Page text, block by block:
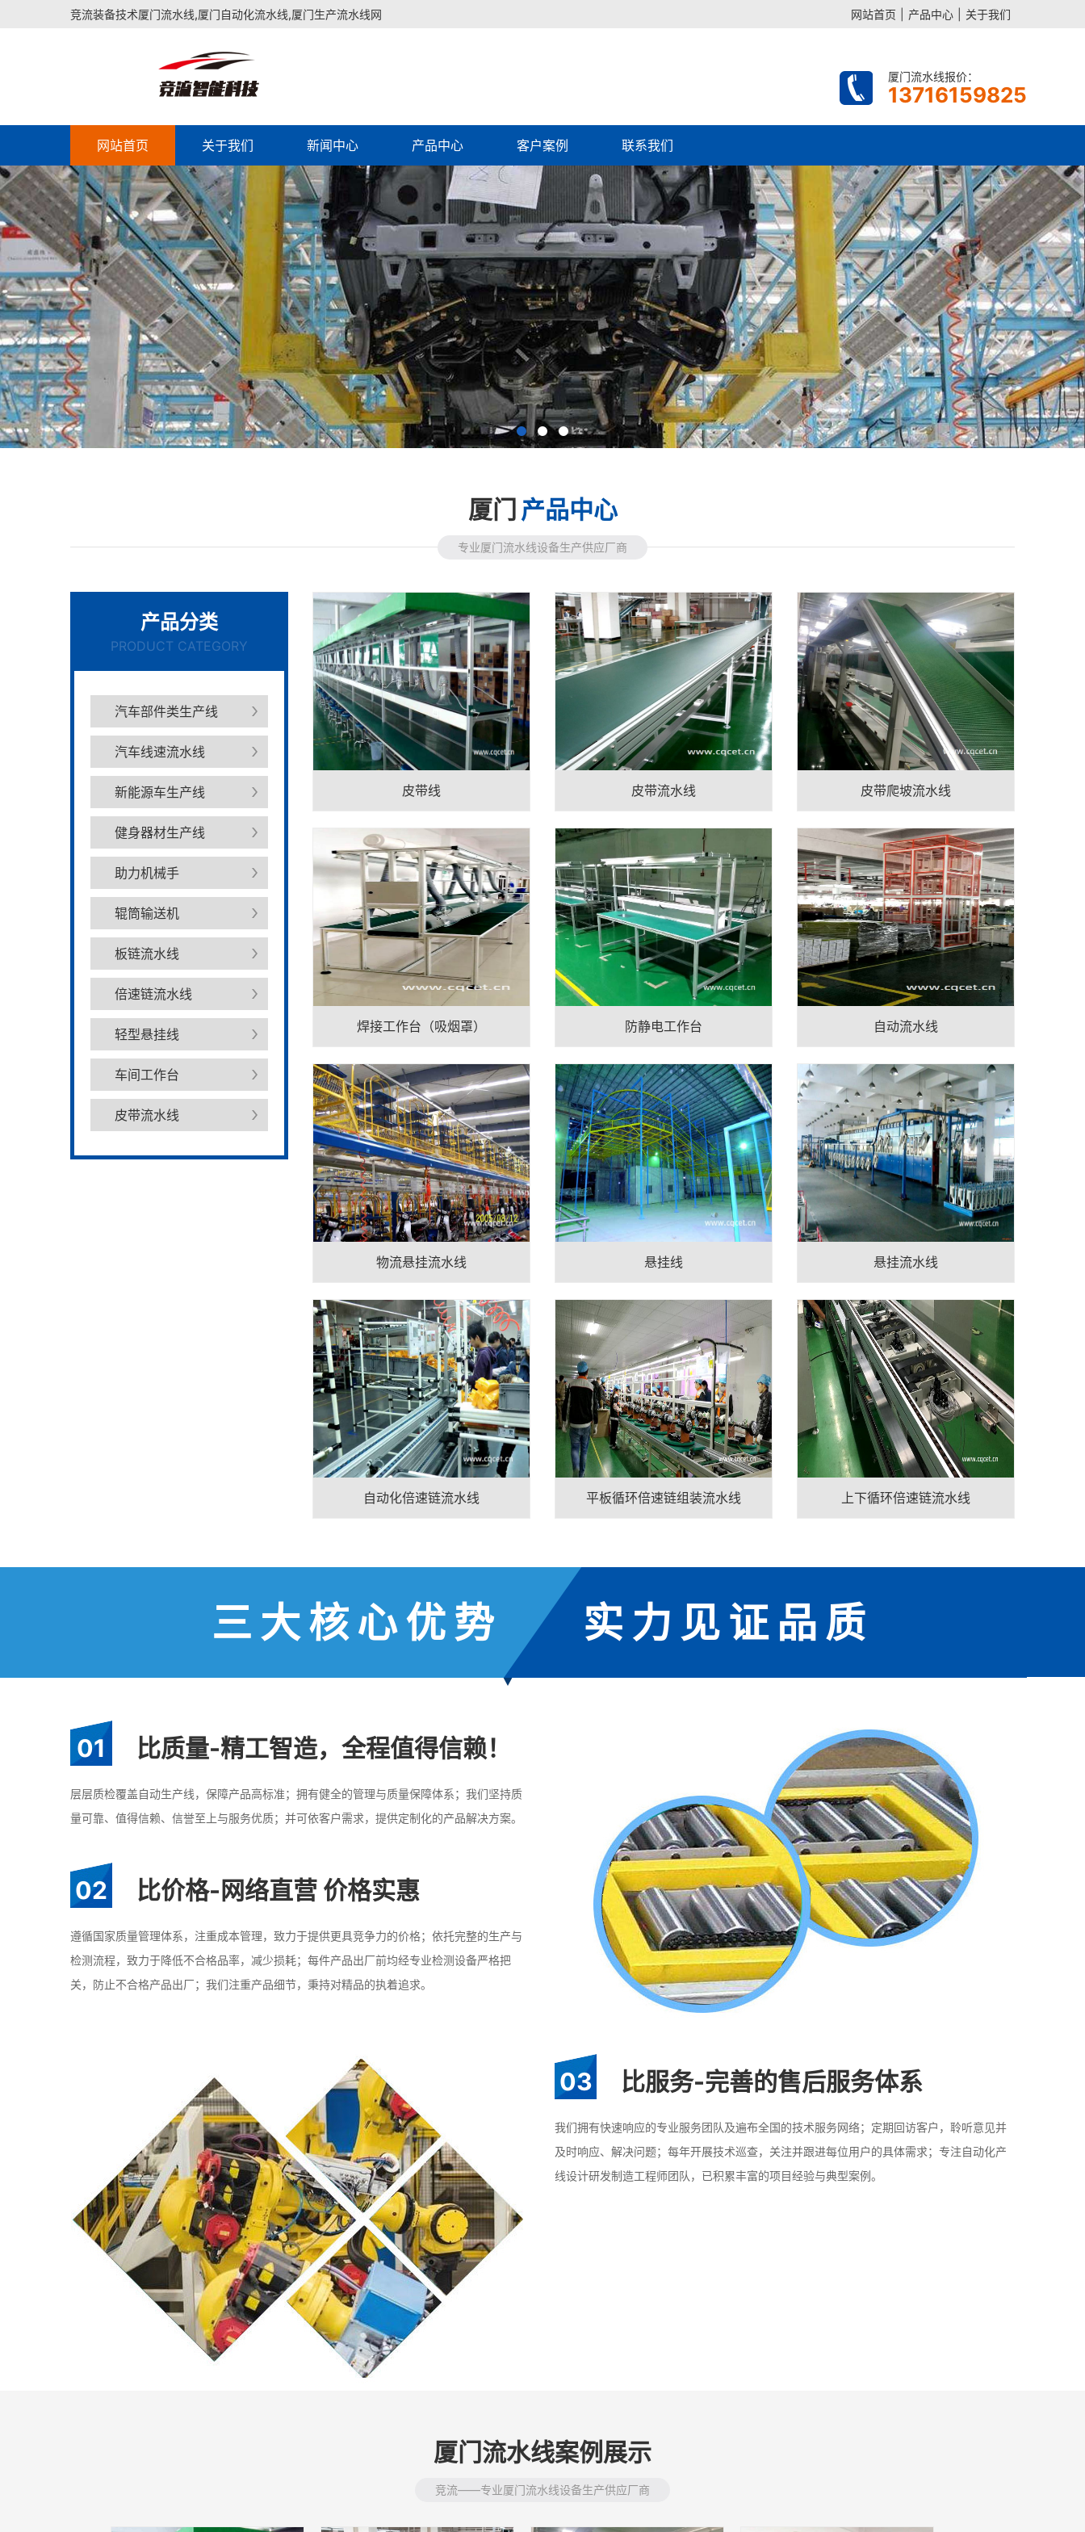
竞流装备技术厦门流水线,厦门自动化流水线,厦门生产流水线网 网站首页 产品中心 关于我们
厦门流水线报价：
13716159825
网站首页 关于我们 新闻中心 产品中心 客户案例 联系我们
厦门 产品中心
专业厦门流水线设备生产供应厂商
产品分类
PRODUCT CATEGORY
汽车部件类生产线
汽车线速流水线
新能源车生产线
健身器材生产线
助力机械手
辊筒输送机
板链流水线
倍速链流水线
轻型悬挂线
车间工作台
皮带流水线
皮带线 皮带流水线 皮带爬坡流水线
焊接工作台（吸烟罩） 防静电工作台 自动流水线
物流悬挂流水线 悬挂线 悬挂流水线
自动化倍速链流水线 平板循环倍速链组装流水线 上下循环倍速链流水线
三大核心优势 实力见证品质
01 比质量-精工智造，全程值得信赖！
层层质检覆盖自动生产线，保障产品高标准；拥有健全的管理与质量保障体系；我们坚持质
量可靠、值得信赖、信誉至上与服务优质；并可依客户需求，提供定制化的产品解决方案。
02 比价格-网络直营 价格实惠
遵循国家质量管理体系，注重成本管理，致力于提供更具竞争力的价格；依托完整的生产与
检测流程，致力于降低不合格品率，减少损耗；每件产品出厂前均经专业检测设备严格把
关，防止不合格产品出厂；我们注重产品细节，秉持对精品的执着追求。
03 比服务-完善的售后服务体系
我们拥有快速响应的专业服务团队及遍布全国的技术服务网络；定期回访客户，聆听意见并
及时响应、解决问题；每年开展技术巡查，关注并跟进每位用户的具体需求；专注自动化产
线设计研发制造工程师团队，已积累丰富的项目经验与典型案例。
厦门流水线案例展示
竞流——专业厦门流水线设备生产供应厂商